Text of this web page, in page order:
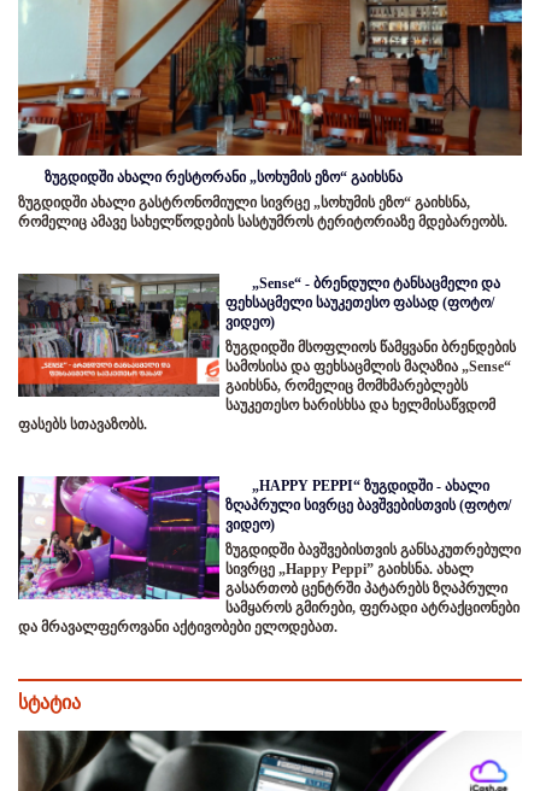
ზუგდიდში ახალი რესტორანი „სოხუმის ეზო“ გაიხსნა
ზუგდიდში ახალი გასტრონომიული სივრცე „სოხუმის ეზო“ გაიხსნა,
რომელიც ამავე სახელწოდების სასტუმროს ტერიტორიაზე მდებარეობს.
„Sense“ - ბრენდული ტანსაცმელი და
ფეხსაცმელი საუკეთესო ფასად (ფოტო/
ვიდეო)
ზუგდიდში მსოფლიოს წამყვანი ბრენდების
სამოსისა და ფეხსაცმლის მაღაზია „Sense“
გაიხსნა, რომელიც მომხმარებლებს
საუკეთესო ხარისხსა და ხელმისაწვდომ
ფასებს სთავაზობს.
„HAPPY PEPPI“ ზუგდიდში - ახალი
ზღაპრული სივრცე ბავშვებისთვის (ფოტო/
ვიდეო)
ზუგდიდში ბავშვებისთვის განსაკუთრებული
სივრცე „Happy Peppi” გაიხსნა. ახალ
გასართობ ცენტრში პატარებს ზღაპრული
სამყაროს გმირები, ფერადი ატრაქციონები
და მრავალფეროვანი აქტივობები ელოდებათ.
სტატია